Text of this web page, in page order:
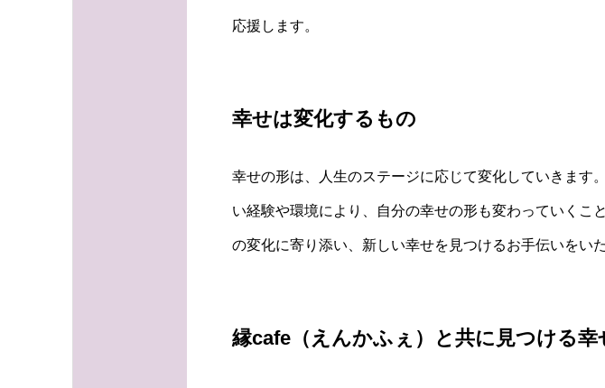
応援します。
幸せは変化するもの
幸せの形は、人生のステージに応じて変化していきます
い経験や環境により、自分の幸せの形も変わっていくこ
の変化に寄り添い、新しい幸せを見つけるお手伝いをいた
縁cafe（えんかふぇ）と共に見つける幸